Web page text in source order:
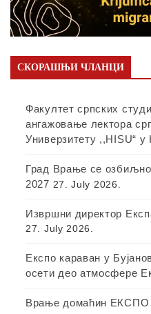
СКОРАШЊИ ЧЛАНЦИ
Факултет српских
ангажовање лектора
Универзитету ,,HISU“ у
Град Врање се
2027 27. July 2026.
Извршни директор
27. July 2026.
Експо караван у
осети део атмосфере
Врање домаћин ЕКСПО